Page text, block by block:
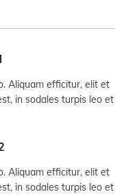
Aliquam efficitur, elit et
in sodales turpis leo et
Aliquam efficitur, elit et
in sodales turpis leo et